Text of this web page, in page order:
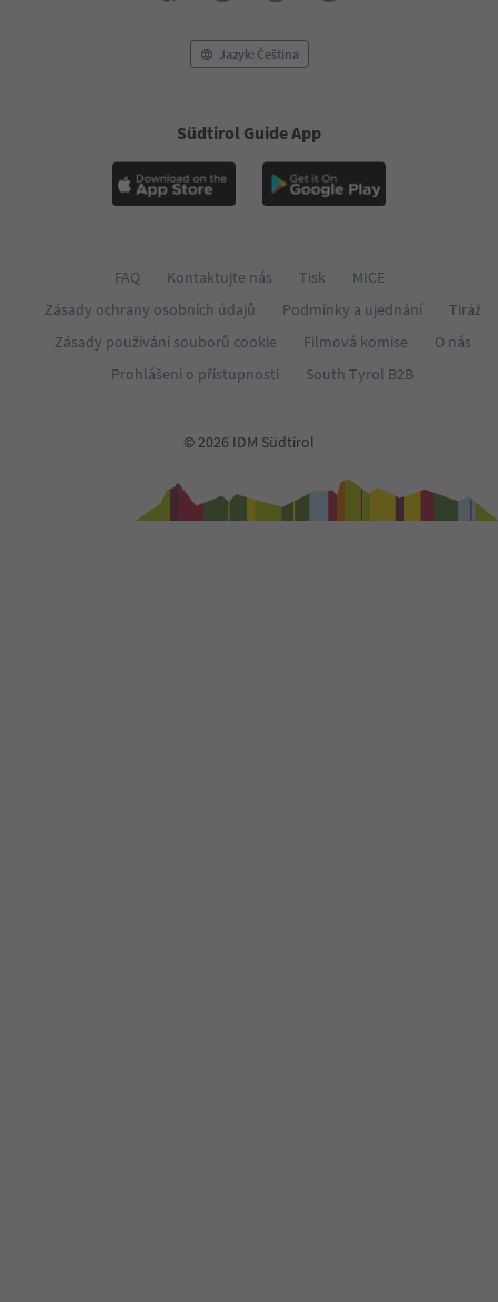
Jazyk: Čeština
Südtirol Guide App
FAQ Kontaktujte nás Tisk
MICE
Zásady ochrany osobních údajů
Podmínky a ujednání
Tiráž
Zásady používání souborů cookie
Filmová komise
O nás
Prohlášení o přístupnosti
South Tyrol B2B
© 2026 IDM Südtirol